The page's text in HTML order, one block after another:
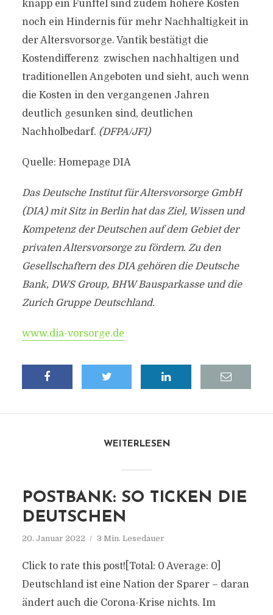
knapp ein Fünftel sind zudem höhere Kosten
noch ein Hindernis für mehr Nachhaltigkeit in
der Altersvorsorge. Vantik bestätigt die
Kostendifferenz zwischen nachhaltigen und
traditionellen Angeboten und sieht, auch wenn
die Kosten in den vergangenen Jahren
deutlich gesunken sind, deutlichen
Nachholbedarf. (DFPA/JF1)
Quelle: Homepage DIA
Das Deutsche Institut für Altersvorsorge GmbH
(DIA) mit Sitz in Berlin hat das Ziel, Wissen und
Kompetenz der Deutschen auf dem Gebiet der
privaten Altersvorsorge zu fördern. Zu den
Gesellschaftern des DIA gehören die Deutsche
Bank, DWS Group, BHW Bausparkasse und die
Zurich Gruppe Deutschland.
www.dia-vorsorge.de
WEITERLESEN
POSTBANK: SO TICKEN DIE
DEUTSCHEN
20. Januar 2022 3 Min. Lesedauer
Click to rate this post![Total: 0 Average: 0]
Deutschland ist eine Nation der Sparer – daran
ändert auch die Corona-Krise nichts. Im